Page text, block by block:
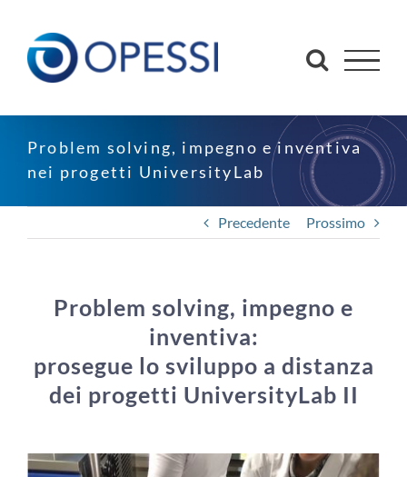
contenuto
Problem solving, impegno e inventiva
nei progetti UniversityLab
Precedente Prossimo
Problem solving, impegno e
inventiva:
prosegue lo sviluppo a distanza
dei progetti UniversityLab II